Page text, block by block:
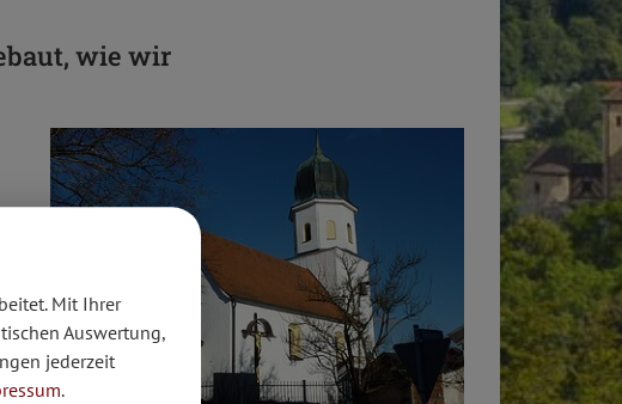
wie wir
Mit Ihrer
Auswertung,
jederzeit
.